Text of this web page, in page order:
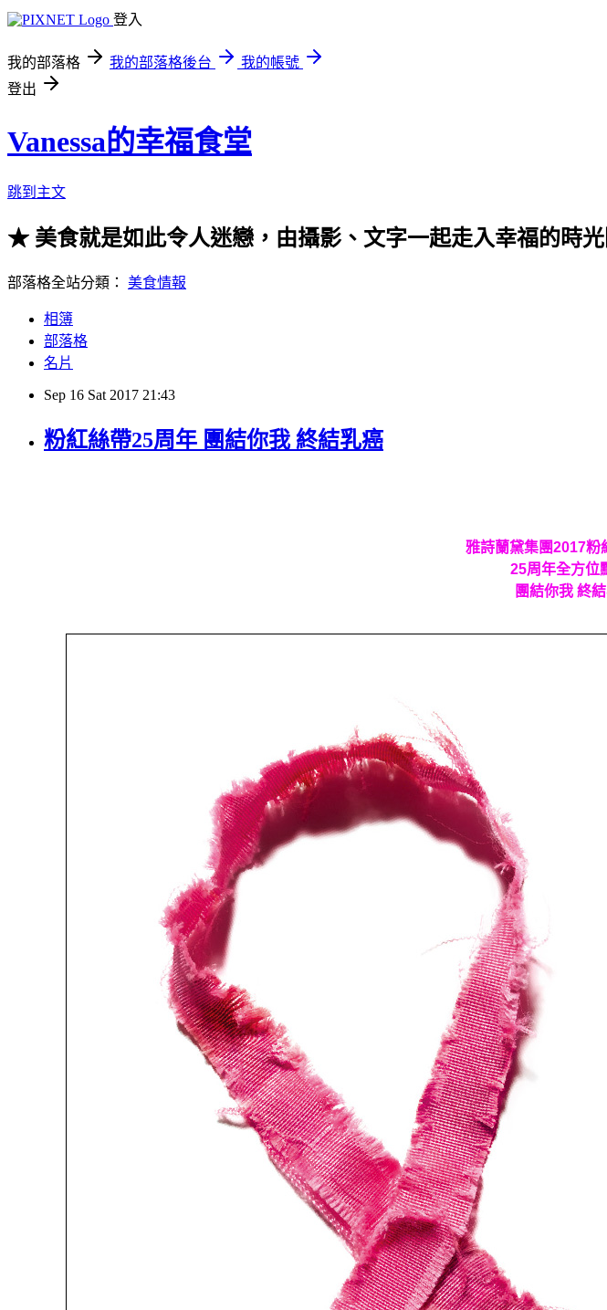
登入
我的部落格 我的部落格後台
我的帳號
登出
Vanessa的幸福食堂
跳到主文
★ 美食就是如此令人迷戀，由攝影、文字一起走入幸福的時
部落格全站分類： 美食情報
相簿
部落格
名片
Sep 16 Sat 2017 21:43
粉紅絲帶25周年 團結你我 終結乳癌
雅詩蘭黛集團2017粉
25周年全方位
團結你我 終